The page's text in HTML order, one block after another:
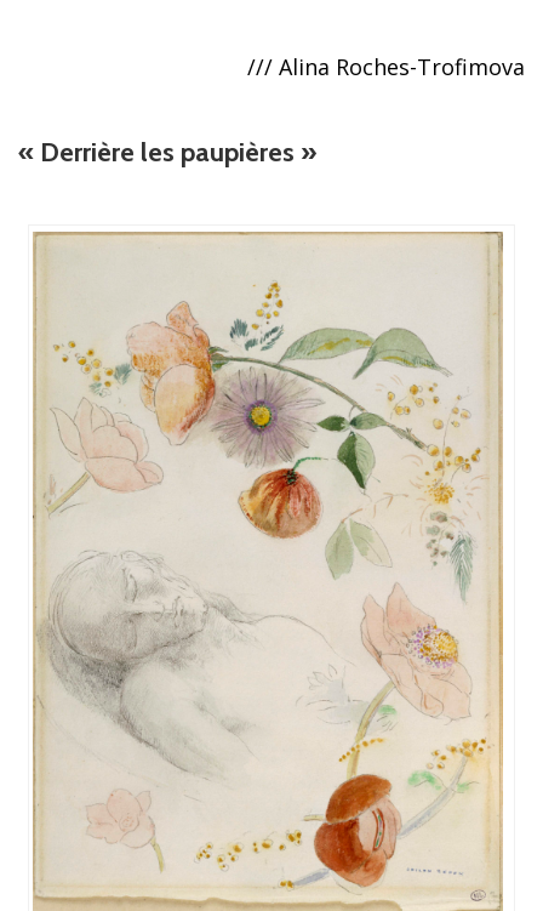
/// Alina Roches-Trofimova
« Derrière les paupières »